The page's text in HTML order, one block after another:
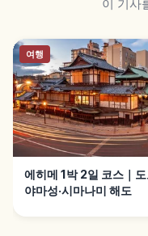
이 기사
여행
에히메 1박 2일 코스｜도
야마성·시마나미 해도